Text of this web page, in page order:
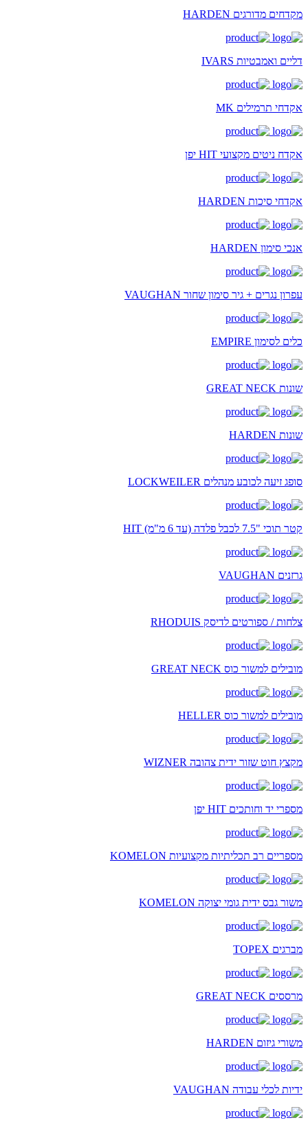
מקדחים מדורגים HARDEN
דליים ואמבטיות IVARS
אקדחי תרמילים MK
אקדח ניטים מקצועי HIT יפן
אקדחי סיכות HARDEN
אנכי סימון HARDEN
עפרון נגרים + גיר סימון שחור VAUGHAN
כלים לסימון EMPIRE
שונות GREAT NECK
שונות HARDEN
סופג זיעה לכובע מנהלים LOCKWEILER
קטר תוכי "7.5 לכבל פלדה (עד 6 מ"מ) HIT
גרזנים VAUGHAN
צלחות / ספורטים לדיסק RHODUIS
מובילים למשור כוס GREAT NECK
מובילים למשור כוס HELLER
מקצץ חוט שזור ידית צהובה WIZNER
מספרי יד וחותכים HIT יפן
מספריים רב תכליתיות מקצועיות KOMELON
משור גבס ידית גומי יצוקה KOMELON
מברגים TOPEX
מרססים GREAT NECK
משורי גיזום HARDEN
ידיות לכלי עבודה VAUGHAN